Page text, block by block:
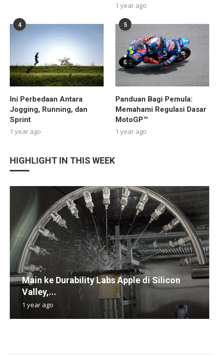
1 year ago
4
Ini Perbedaan Antara
Jogging, Running, dan
Sprint
1 year ago
5
Panduan Bagi Pemula:
Memahami Regulasi Dasar
MotoGP™
1 year ago
HIGHLIGHT IN THIS WEEK
Main ke Durability Labs Apple di Silicon
Valley,...
1 year ago